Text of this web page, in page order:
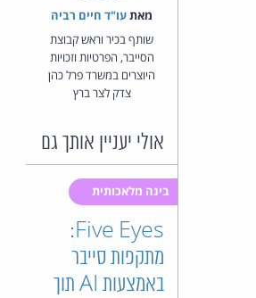
מאת‏עו"ד חיים רביה
שותף בכיר וראש קבוצת
הסייבר, הפרטיות וזכויות
היוצרים במשרד פרל כהן
צדק לצר ברץ
אולי יעניין אותך גם
בינה מלאכותית
Five Eyes:
מתקפות סייבר
באמצעות AI תוך